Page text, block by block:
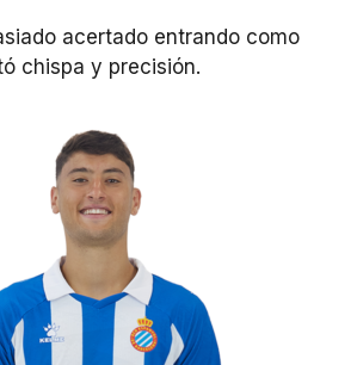
acertado entrando como
chispa y precisión.